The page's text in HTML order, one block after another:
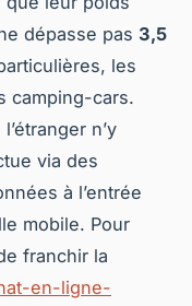
dépasse pas 3,5
les
camping-cars.
n’y
via des
à l’entrée
mobile. Pour
franchir la
en-ligne-